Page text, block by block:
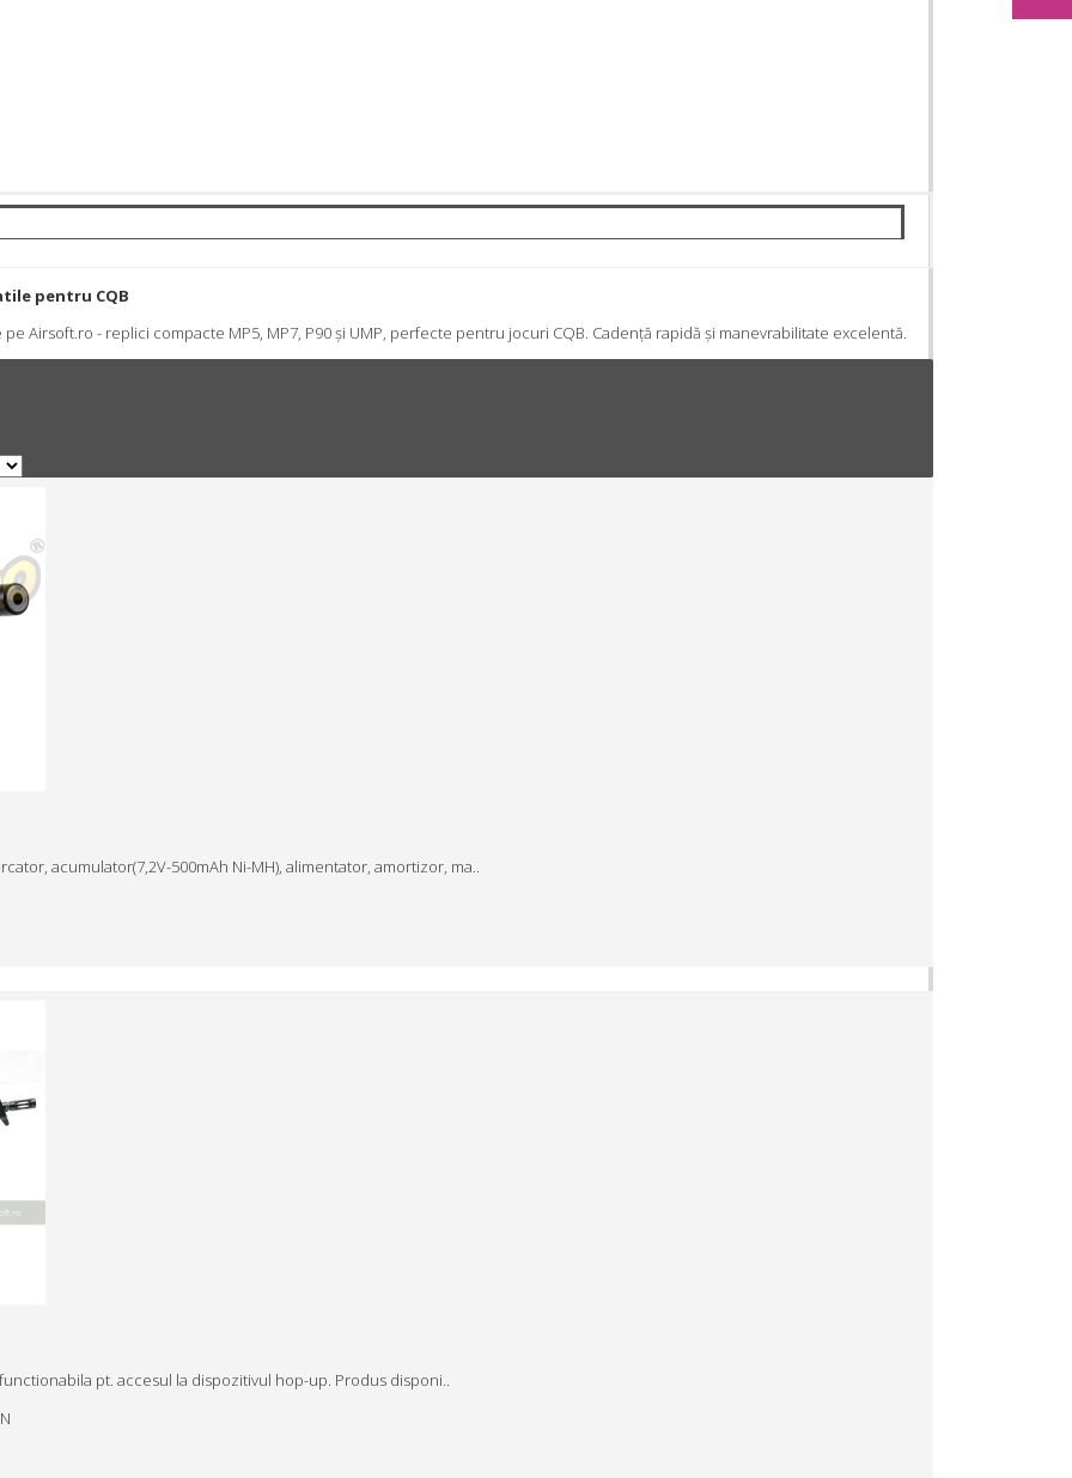
pentru CQB
pe Airsoft.ro - replici compacte MP5, MP7, P90 și UMP, perfecte pentru jocuri CQB. Cadență rapidă și manevrabilitate excelentă.
acumulator(7,2V-500mAh Ni-MH), alimentator, amortizor, ma..
pt. accesul la dispozitivul hop-up. Produs disponi..